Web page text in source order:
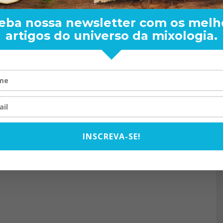
RAND BARTENDER: DE
VISTA PARA O MUNDO
nossa newsletter com os
artigos do universo da mixologia.
INSCREVA-SE!